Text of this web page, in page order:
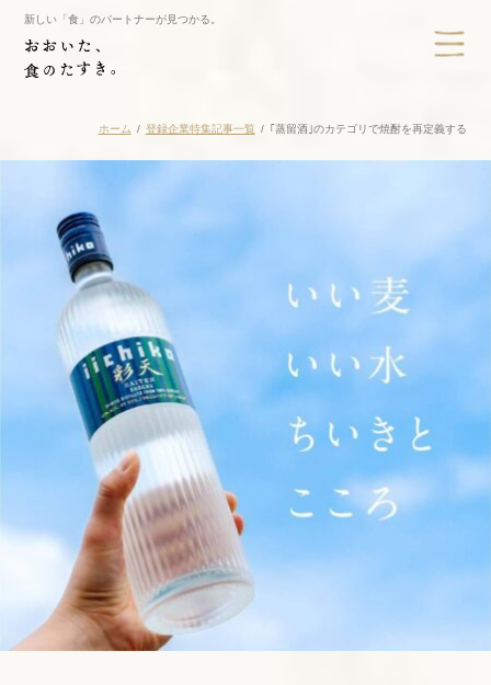
新しい「食」のパートナーが見つかる。
ホーム 登録企業特集記事一覧 ｢蒸留酒｣のカテゴリで焼酎を再定義する